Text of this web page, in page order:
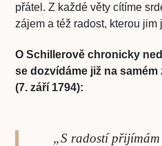
přátel. Z každé věty cítíme
zájem a též radost, kterou jim
O Schillerově chronicky
se dozvídáme již na
(7. září 1794):
„S radostí přijímám